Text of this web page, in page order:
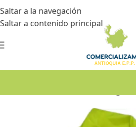
Saltar a la navegación
Saltar a contenido principal